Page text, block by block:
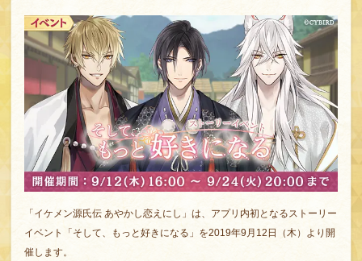
「イケメン源氏伝 あやかし恋えにし」は、アプリ内初となるストーリー
イベント「そして、もっと好きになる」を2019年9月12日（木）より開
催します。